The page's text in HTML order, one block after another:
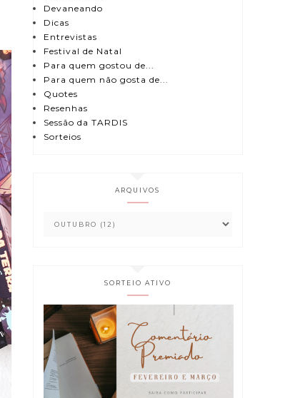
Devaneando
Dicas
Entrevistas
Festival de Natal
Para quem gostou de...
Para quem não gosta de...
Quotes
Resenhas
Sessão da TARDIS
Sorteios
ARQUIVOS
SORTEIO ATIVO